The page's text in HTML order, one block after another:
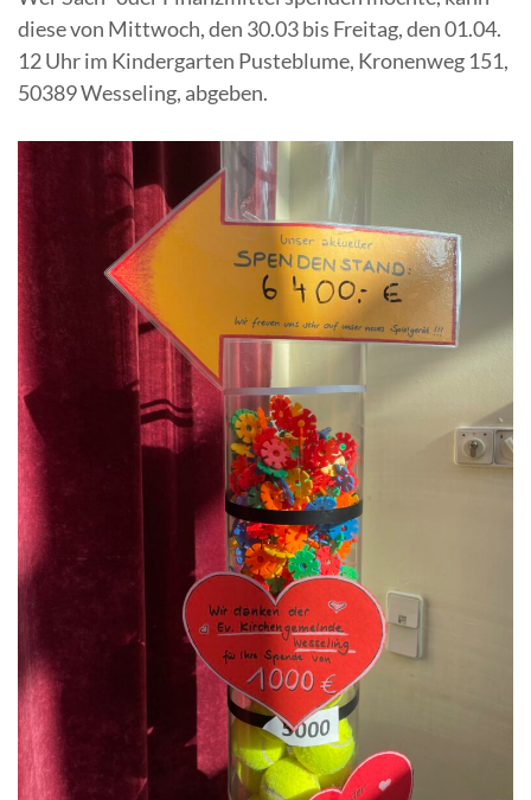
diese von Mittwoch, den 30.03 bis Freitag, den 01.04.
12 Uhr im Kindergarten Pusteblume, Kronenweg 151,
50389 Wesseling, abgeben.